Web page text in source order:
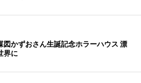
図かずおさん生誕記念ホラーハウス 漂
界に